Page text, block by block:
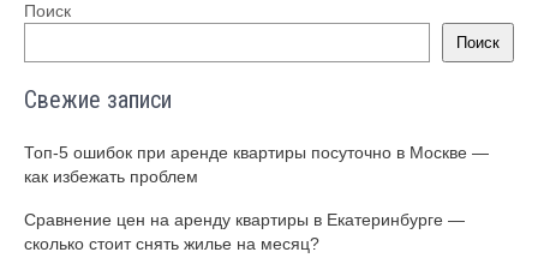
Поиск
Поиск
Свежие записи
Топ-5 ошибок при аренде квартиры посуточно в Москве —
как избежать проблем
Сравнение цен на аренду квартиры в Екатеринбурге —
сколько стоит снять жилье на месяц?